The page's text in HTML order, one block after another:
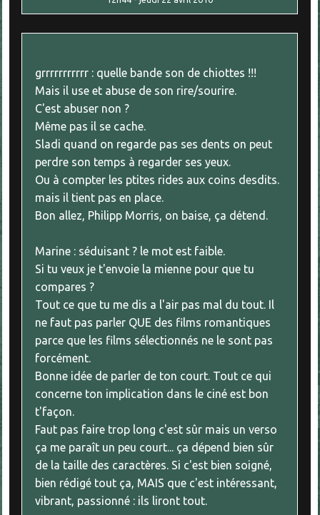
grrrrrrrrrrr : quelle bande son de chiottes !!!
Mais il use et abuse de son rire/sourire.
C'est abuser non ?
Même pas il se cache.
Sladi quand on regarde pas ses dents on peut
perdre son temps à regarder ses yeux.
Ou à compter les ptites rides aux coins desdits.
mais il tient pas en place.
Bon allez, Philipp Morris, on baise, ça détend.
Marine : séduisant ? le mot est faible.
Si tu veux je t'envoie la mienne pour que tu
compares ?
Tout ce que tu me dis a l'air pas mal du tout. Il
ne faut pas parler QUE des films romantiques
parce que les films sélectionnés ne le sont pas
forcément.
Bonne idée de parler de ton court. Tout ce qui
concerne ton implication dans le ciné est bon
t'façon.
Faut pas faire trop long c'est sûr mais un verso
ça me paraît un peu court... ça dépend bien sûr
de la taille des caractères. Si c'est bien soigné,
bien rédigé tout ça, MAIS que c'est intéressant,
vibrant, passionné : ils liront tout.